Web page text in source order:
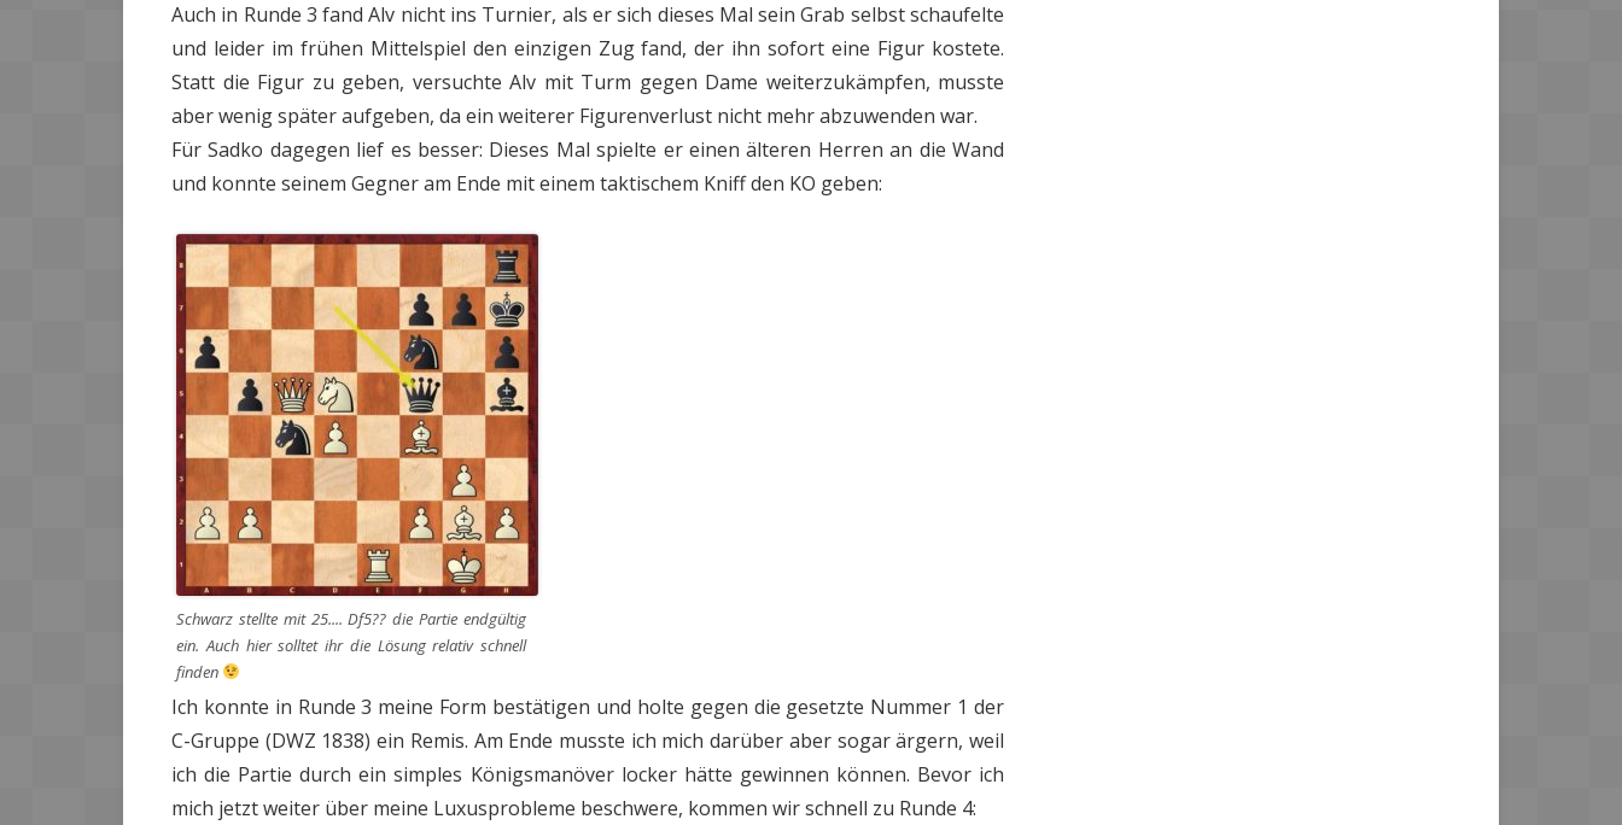
Auch in Runde 3 fand Alv nicht ins Turnier, als er sich dieses Mal sein Grab selbst schaufelte
und leider im frühen Mittelspiel den einzigen Zug fand, der ihn sofort eine Figur kostete.
Statt die Figur zu geben, versuchte Alv mit Turm gegen Dame weiterzukämpfen, musste
aber wenig später aufgeben, da ein weiterer Figurenverlust nicht mehr abzuwenden war.
Für Sadko dagegen lief es besser: Dieses Mal spielte er einen älteren Herren an die Wand
und konnte seinem Gegner am Ende mit einem taktischem Kniff den KO geben:
Schwarz stellte mit 25.... Df5?? die Partie endgültig
ein. Auch hier solltet ihr die Lösung relativ schnell
finden
Ich konnte in Runde 3 meine Form bestätigen und holte gegen die gesetzte Nummer 1 der
C-Gruppe (DWZ 1838) ein Remis. Am Ende musste ich mich darüber aber sogar ärgern, weil
ich die Partie durch ein simples Königsmanöver locker hätte gewinnen können. Bevor ich
mich jetzt weiter über meine Luxusprobleme beschwere, kommen wir schnell zu Runde 4: